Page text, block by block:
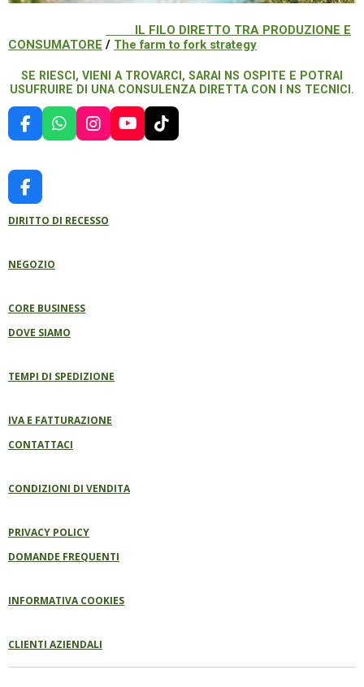
IL FILO DIRETTO TRA PRODUZIONE E
CONSUMATORE / The farm to fork strategy
SE RIESCI, VIENI A TROVARCI, SARAI NS OSPITE E POTRAI
USUFRUIRE DI UNA CONSULENZA DIRETTA CON I NS TECNICI.
F
A
E
B
O
O
W
H
P
I
N
R
Y
O
T
I
F
A
C
O
K
DIRITTO DI RECESSO
NEGOZIO
CORE BUSINESS
DOVE SIAMO
TEMPI DI SPEDIZIONE
IVA E FATTURAZIONE
CONTATTACI
CONDIZIONI DI VENDITA
PRIVACY POLICY
DOMANDE FREQUENTI
INFORMATIVA COOKIES
CLIENTI AZIENDALI